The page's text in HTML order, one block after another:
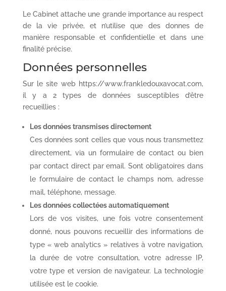
Le Cabinet attache une grande importance au respect
de la vie privée, et n’utilise que des donnes de
manière responsable et confidentielle et dans une
finalité précise.
Données personnelles
Sur le site web https://www.frankledouxavocat.com,
il y a 2 types de données susceptibles d’être
recueillies :
Les données transmises directement
Ces données sont celles que vous nous transmettez
directement, via un formulaire de contact ou bien
par contact direct par email. Sont obligatoires dans
le formulaire de contact le champs nom, adresse
mail, téléphone, message.
Les données collectées automatiquement
Lors de vos visites, une fois votre consentement
donné, nous pouvons recueillir des informations de
type « web analytics » relatives à votre navigation,
la durée de votre consultation, votre adresse IP,
votre type et version de navigateur. La technologie
utilisée est le cookie.